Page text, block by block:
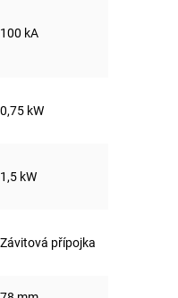
100 kA
0,75 kW
1,5 kW
Závitová přípojka